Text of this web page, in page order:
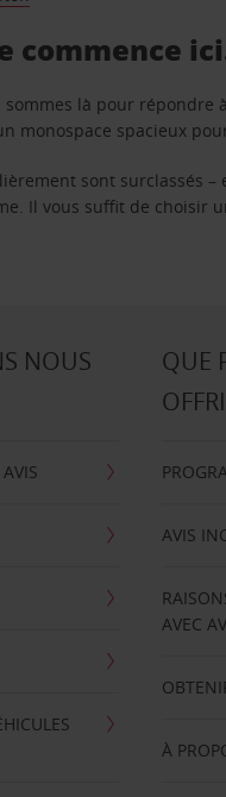
commence
sommes là pour répondre
monospace spacieux
sont surclassés
Il vous suffit de choisir
NOUS
QUE
AVIS
AVEC
À